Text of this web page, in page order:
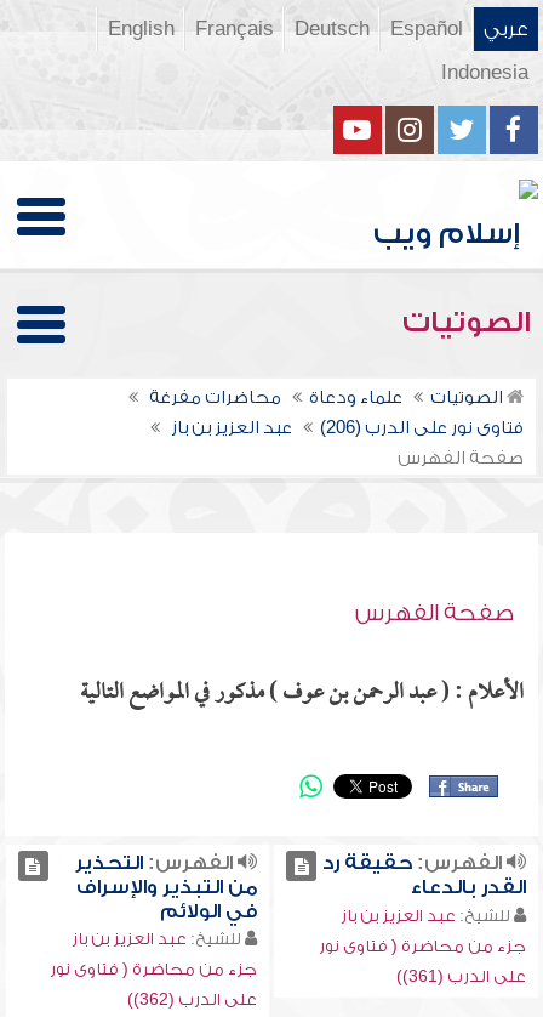
عربي Español
Deutsch
Français
English
Indonesia
الصوتيات
الصوتيات علماء ودعاة
محاضرات مفرغة
فتاوى نور على الدرب (206)
عبد العزيز بن باز
صفحة الفهرس
صفحة الفهرس
الأعلام : ( عبد الرحمن بن عوف ) مذكور في المواضع التالية
الفهرس:حقيقة رد
القدر بالدعاء
للشيخ: عبد العزيز بن باز
جزء من محاضرة ( فتاوى نور
على الدرب (361))
الفهرس:التحذير
من التبذير والإسراف
في الولائم
للشيخ: عبد العزيز بن باز
جزء من محاضرة ( فتاوى نور
على الدرب (362))